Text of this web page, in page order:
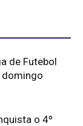
de Futebol
domingo
o 4º